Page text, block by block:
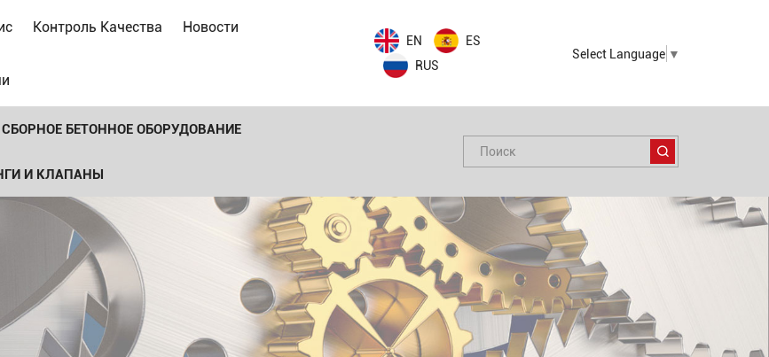
Контроль Качества Новости
EN
ES
RUS
Select Language ▼
СБОРНОЕ БЕТОННОЕ ОБОРУДОВАНИЕ
И КЛАПАНЫ